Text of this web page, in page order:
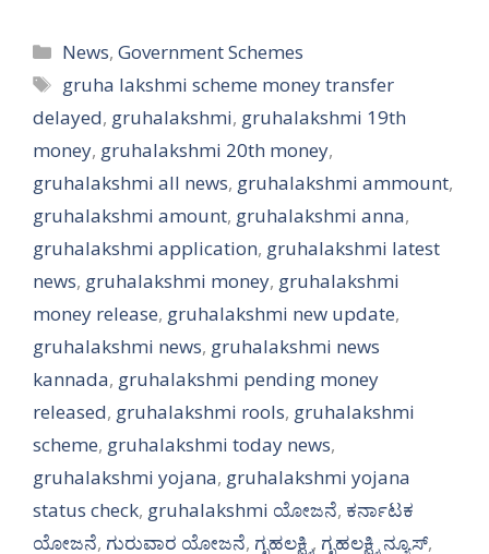
Categories
News,Government Schemes
Tags
gruha lakshmi scheme money transfer
delayed, gruhalakshmi, gruhalakshmi 19th
money, gruhalakshmi 20th money,
gruhalakshmi all news, gruhalakshmi ammount,
gruhalakshmi amount, gruhalakshmi anna,
gruhalakshmi application, gruhalakshmi latest
news, gruhalakshmi money, gruhalakshmi
money release, gruhalakshmi new update,
gruhalakshmi news, gruhalakshmi news
kannada, gruhalakshmi pending money
released, gruhalakshmi rools, gruhalakshmi
scheme, gruhalakshmi today news,
gruhalakshmi yojana, gruhalakshmi yojana
status check, gruhalakshmi ಯೋಜನೆ, ಕರ್ನಾಟಕ
ಯೋಜನೆ, ಗುರುವಾರ ಯೋಜನೆ, ಗೃಹಲಕ್ಷ್ಮಿ, ಗೃಹಲಕ್ಷ್ಮಿ ನ್ಯೂಸ್,